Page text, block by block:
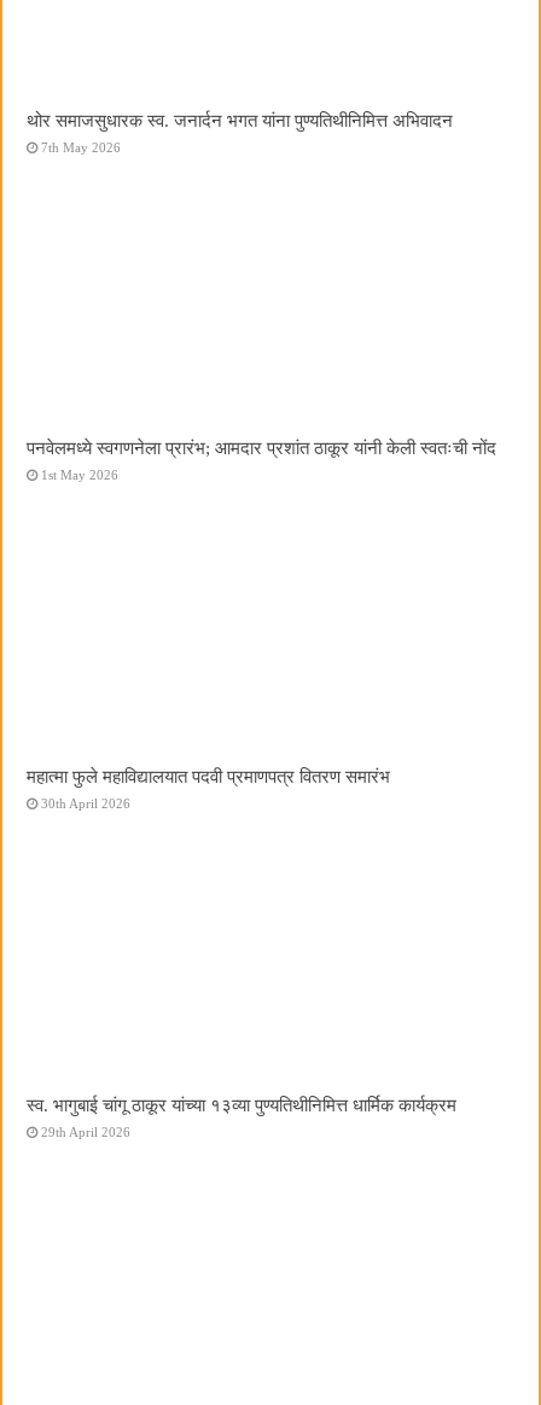
थोर समाजसुधारक स्व. जनार्दन भगत यांना पुण्यतिथीनिमित्त अभिवादन
7th May 2026
पनवेलमध्ये स्वगणनेला प्रारंभ; आमदार प्रशांत ठाकूर यांनी केली स्वतःची नोंद
1st May 2026
महात्मा फुले महाविद्यालयात पदवी प्रमाणपत्र वितरण समारंभ
30th April 2026
स्व. भागुबाई चांगू ठाकूर यांच्या १३व्या पुण्यतिथीनिमित्त धार्मिक कार्यक्रम
29th April 2026